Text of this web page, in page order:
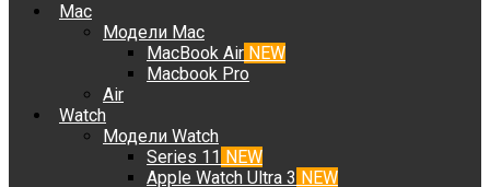
Mac
Модели Mac
MacBook Air NEW
Macbook Pro
Air
Watch
Модели Watch
Series 11 NEW
Apple Watch Ultra 3 NEW